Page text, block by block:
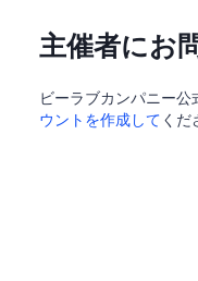
主催者にお
ビーラブカンパニー
ウントを作成して くだ